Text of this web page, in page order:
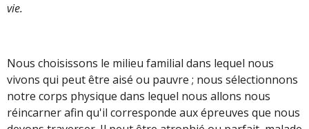
vie.
Nous choisissons le milieu familial dans lequel nous
vivons qui peut être aisé ou pauvre ; nous sélectionnons
notre corps physique dans lequel nous allons nous
réincarner afin qu'il corresponde aux épreuves que nous